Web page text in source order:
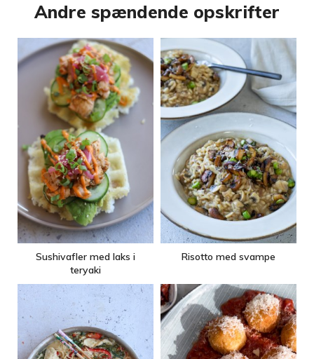
Andre spændende opskrifter
Sushivafler med laks i
teryaki
Risotto med svampe